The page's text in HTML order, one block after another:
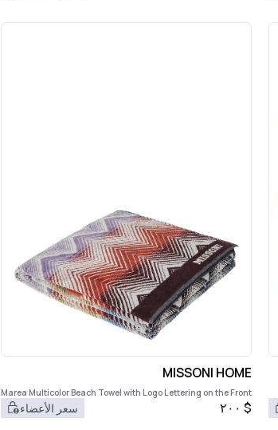
MISSONI HOME
Marea Multicolor Beach Towel with Logo Lettering on the Front
and ZigZag Motif in Cotton Home
$ ٢٠٠ سعر الأعضاء